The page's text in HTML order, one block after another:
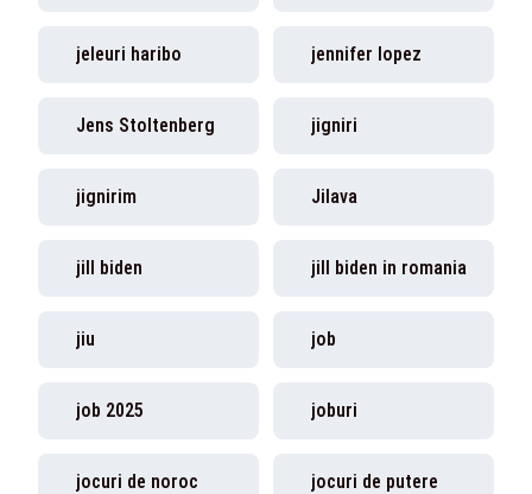
jeleuri haribo jennifer lopez
Jens Stoltenberg jigniri
jignirim Jilava
jill biden jill biden in romania
jiu job
job 2025 joburi
jocuri de noroc jocuri de putere